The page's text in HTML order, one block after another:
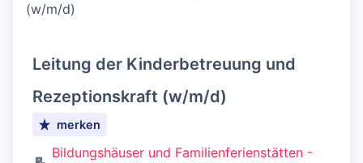
(w/m/d)
Leitung der Kinderbetreuung und
Rezeptionskraft (w/m/d)
merken
Bildungshäuser und Familienferienstätten -